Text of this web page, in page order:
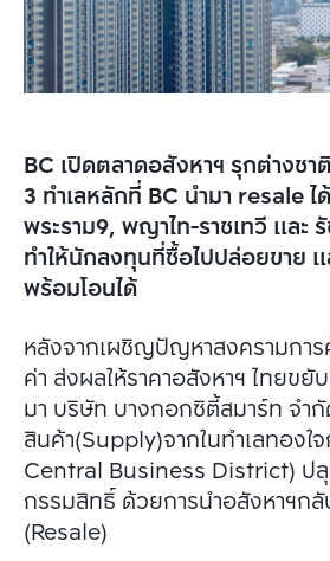
BC เปิดตลาดอสังหาฯ รุกต่างชาติ
3 ทำเลหลักที่ BC นำมา resale ไ
พระราม9, พญาไท-ราชเทวี และ รั
ทำให้นักลงทุนที่ซื้อไปปล่อยขาย แล
พร้อมโอนได้
หลังจากเผชิญปัญหาสงครามการค้
ค่า ส่งผลให้ราคาอสังหาฯ ไทยขยั
มา บริษัท บางกอกซิตี้สมาร์ท จำกั
สินค้า(Supply)จากในทำเลทองใจ
Central Business District) ปลุก
กรรมสิทธิ์ ด้วยการนำอสังหาฯกลับ
(Resale)